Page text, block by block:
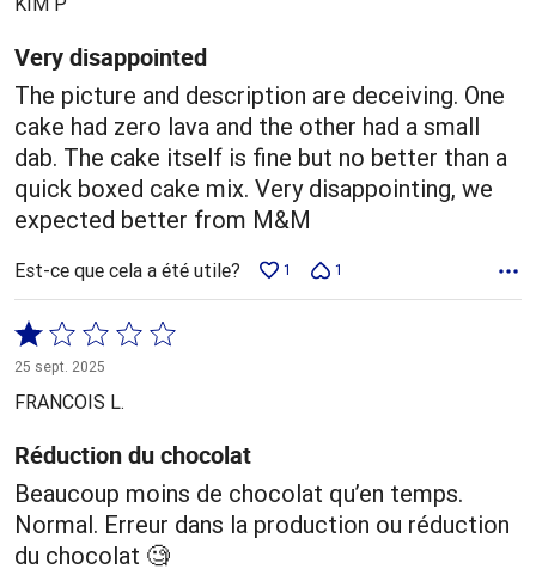
Very disappointed
The picture and description are deceiving. One
cake had zero lava and the other had a small
dab. The cake itself is fine but no better than a
quick boxed cake mix. Very disappointing, we
expected better from M&M
Est-ce que cela a été utile? 1 1
Coté
1 sur
5
25 sept. 2025
FRANCOIS L.
Réduction du chocolat
Beaucoup moins de chocolat qu’en temps.
Normal. Erreur dans la production ou réduction
du chocolat 🧐